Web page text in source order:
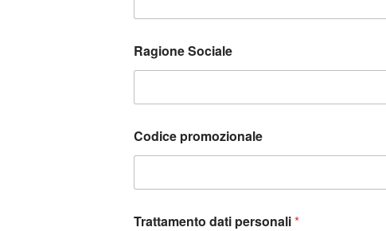
Ragione Sociale
Codice promozionale
Trattamento dati personali*